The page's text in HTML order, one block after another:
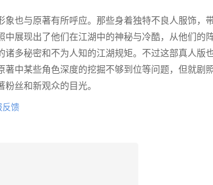
象也与原著有所呼应。那些身着独特不良人服饰，
中展现出了他们在江湖中的神秘与冷酷，从他们的
诸多秘密和不为人知的江湖规矩。不过这部真人版
著中某些角色深度的挖掘不够到位等问题，但就剧
粉丝和新观众的目光。
反馈